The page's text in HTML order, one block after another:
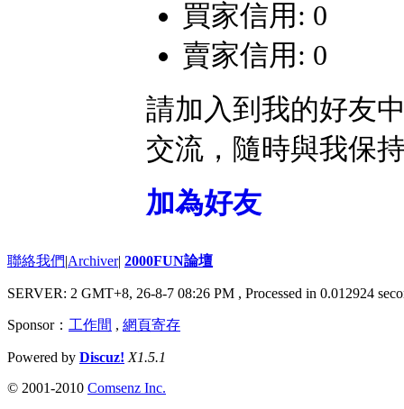
買家信用: 0
賣家信用: 0
請加入到我的好友
交流，隨時與我保
加為好友
聯絡我們|Archiver| 2000FUN論壇
SERVER: 2 GMT+8, 26-8-7 08:26 PM , Processed in 0.012924
Sponsor： 工作間 , 網頁寄存
Powered by Discuz! X1.5.1
© 2001-2010 Comsenz Inc.